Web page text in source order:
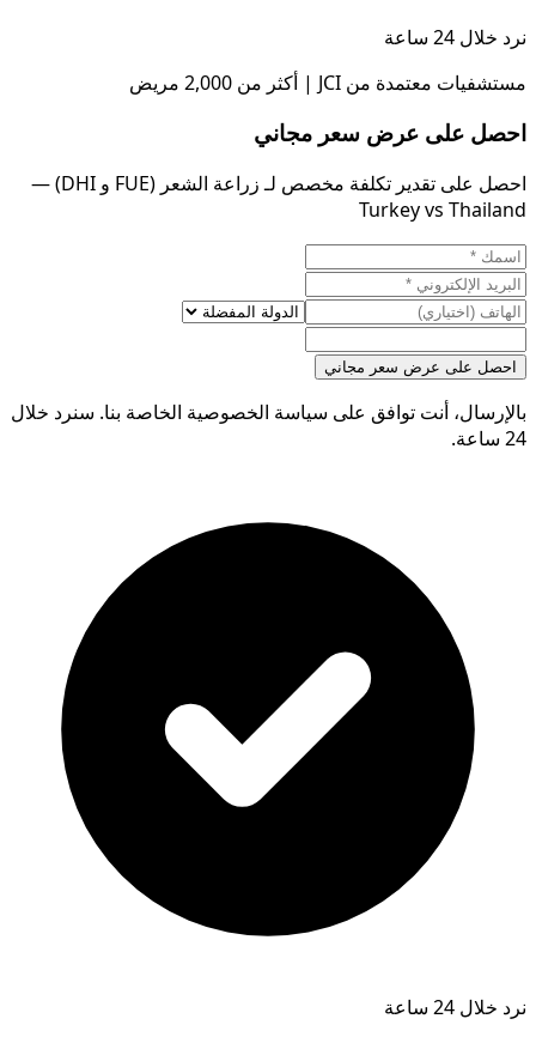
نرد خلال 24 ساعة
مستشفيات معتمدة من JCI | أكثر من 2,000 مريض
احصل على عرض سعر مجاني
احصل على تقدير تكلفة مخصص لـ زراعة الشعر (FUE و DHI) —
Turkey vs Thailand
احصل على عرض سعر مجاني
بالإرسال، أنت توافق على سياسة الخصوصية الخاصة بنا. سنرد خلال
24 ساعة.
نرد خلال 24 ساعة